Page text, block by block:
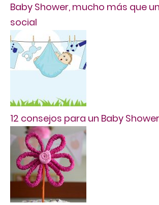
Baby Shower, mucho más que
social
12 consejos para un Baby